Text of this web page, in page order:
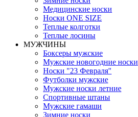
Медицинские носки
Носки ONE SIZE
Теплые колготки
Теплые лосины
МУЖЧИНЫ
Боксеры мужские
Мужские новогодние носки
Носки "23 Февраля"
Футболки мужские
Мужские носки летние
Спортивные штаны
Мужские гамаши
Зимние носки